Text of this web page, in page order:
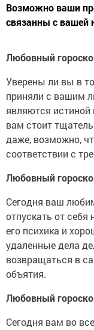
Возможно ваши
связанны с вашей
Любовный
Уверены ли вы в
приняли с вашим
являются истиной
вам стоит
даже, возможно,
соответствии с
Любовный
Сегодня ваш
отпускать от
его психика и
удаленные дела
возвращаться в
объятия.
Любовный
Сегодня вам во